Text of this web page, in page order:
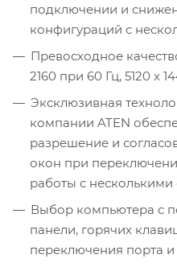
подключении и
конфигураций с
Превосходное
2160 при 60 Гц, 5120 x
Эксклюзивная
компании ATEN
разрешение и
окон при
работы с несколькими
Выбор компьютера с
панели, горячих
переключения порта